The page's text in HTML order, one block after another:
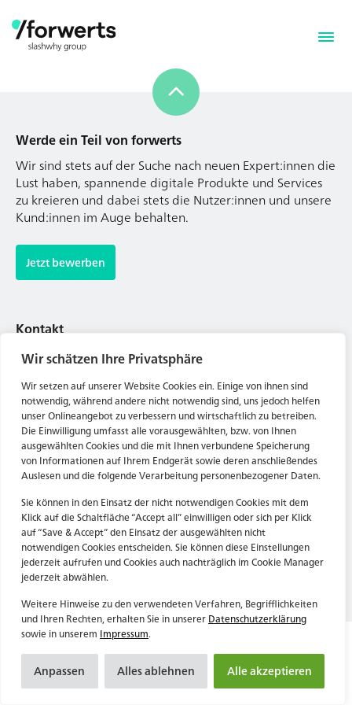
Wir schätzen Ihre Privatsphäre
Wir setzen auf unserer Website Cookies ein. Einige von ihnen sind
notwendig, während andere nicht notwendig sind, uns jedoch helfen
unser Onlineangebot zu verbessern und wirtschaftlich zu betreiben.
Die Einwilligung umfasst alle vorausgewählten, bzw. von Ihnen
ausgewählten Cookies und die mit Ihnen verbundene Speicherung
von Informationen auf Ihrem Endgerät sowie deren anschließendes
Auslesen und die folgende Verarbeitung personenbezogener Daten.
Sie können in den Einsatz der nicht notwendigen Cookies mit dem
Klick auf die Schaltfläche “Accept all” einwilligen oder sich per Klick
auf “Save & Accept” den Einsatz der ausgewählten nicht
notwendigen Cookies entscheiden. Sie können diese Einstellungen
jederzeit aufrufen und Cookies auch nachträglich im Cookie Manager
jederzeit abwählen.
Weitere Hinweise zu den verwendeten Verfahren, Begrifflichkeiten
und Ihren Rechten, erhalten Sie in unsererDatenschutzerklärung
sowie in unserem Impressum.
Anpassen Alles ablehnen Alle akzeptieren
Werde ein Teil von forwerts
Wir sind stets auf der Suche nach neuen Expert:innen die
Lust haben, spannende digitale Produkte und Services
zu kreieren und dabei stets die Nutzer:innen und unsere
Jetzt bewerben
Tel. Zentrale: +49 (69) 27273681
E-Mail: kontakt@forwerts.com
60311 Frankfurt am Main
74072 Heilbronn
→ Anfahrtsplan Heilbronn
Datenschutzerklärung
Impressum
Werde ein Teil von forwerts
Wir sind stets auf der Suche nach neuen Expert:innen die
Lust haben, spannende digitale Produkte und Services
zu kreieren und dabei stets die Nutzer:innen und unsere
Kund:innen im Auge behalten.
Jetzt bewerben
Kontakt
Tel. Zentrale: +49 (69) 27273681
E-Mail: kontakt@forwerts.com
FFM – Friedensstraße 11
60311 Frankfurt am Main
→ Anfahrtsplan Frankfurt
HN – Gymnasiumstraße 35
74072 Heilbronn
→ Anfahrtsplan Heilbronn
Datenschutzerklärung
Impressum